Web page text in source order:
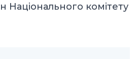
Національного комітету